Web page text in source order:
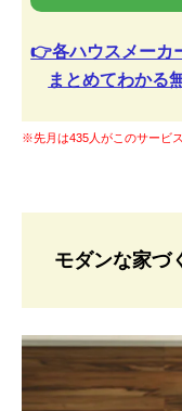
👉各ハウスメーカ
まとめてわかる
※先月は435人がこのサービ
モダンな家づ